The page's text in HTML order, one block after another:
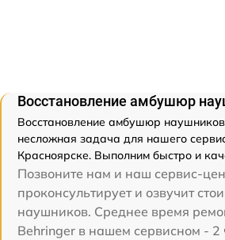
Восстановление амбушюр
Восстановление амбушюр
несложная задача для нашего
Красноярске. Выполним быстро и
Позвоните нам и наш сервис-
проконсультирует и озвучит
наушников. Среднее время
Behringer в нашем сервисном - 2